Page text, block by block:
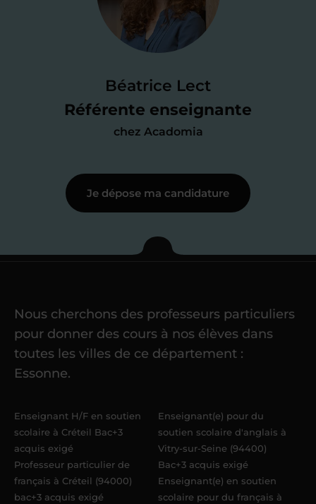
Béatrice Lect
Référente enseignante
chez Acadomia
test de 15 minutes
des programmes scolaires(et pouvoir
me mettre à jour au besoin) et
j’échange en direct avec un chargé de
Étape 3
Je commence mes
Une fois ma candidature validée,mon
référent me confie mes premiers
élèvesdans un délai de6 jours
maximum
Je dépose ma candidature
Nous cherchons des professeurs particuliers
pour donner des cours à nos élèves dans
toutes les villes de ce département :
Essonne.
Enseignant H/F en soutien
scolaire à Créteil Bac+3
acquis exigé
Professeur particulier de
français à Créteil (94000)
bac+3 acquis exigé
Enseignant(e) pour du
soutien scolaire d'anglais à
Vitry-sur-Seine (94400)
Bac+3 acquis exigé
Enseignant(e) en soutien
scolaire pour du français à